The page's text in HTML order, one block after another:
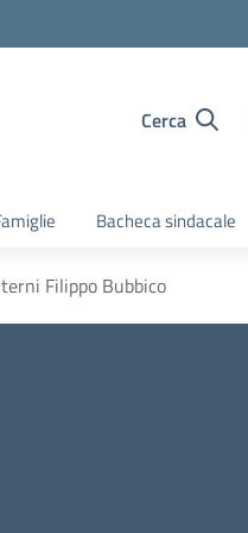
Cerca
Bacheca sindacale
Filippo Bubbico